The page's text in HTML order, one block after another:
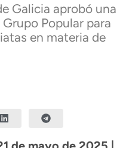
Galicia aprobó una
Popular para
en materia de